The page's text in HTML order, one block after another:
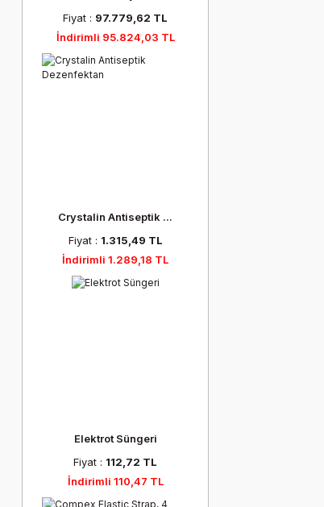
Fiyat : 97.779,62 TL
İndirimli 95.824,03 TL
Crystalin Antiseptik ...
Fiyat : 1.315,49 TL
İndirimli 1.289,18 TL
Elektrot Süngeri
Fiyat : 112,72 TL
İndirimli 110,47 TL